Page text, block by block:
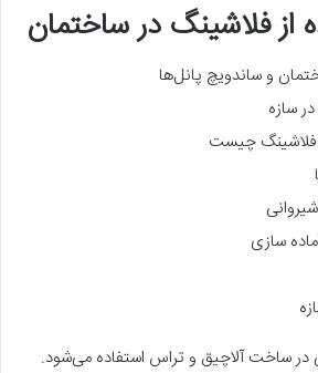
و ساندویچ پانل‌ها
سازه
فلاشینگ چیست
سازی
ساخت آلاچیق و تراس استفاده می‌شود.